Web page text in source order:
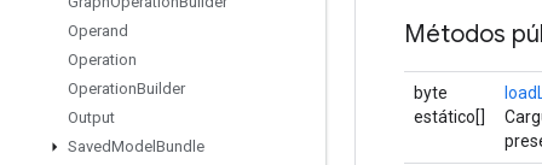
Operand
Operation
OperationBuilder
Output
SavedModel Bundle
Métodos
byte
estático[]